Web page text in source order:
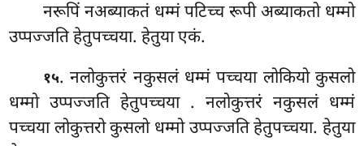
नरूपिं नअब्याकतं धम्मं पटिच्च रूपी अब्याकतो धम्मो
उप्पज्जति हेतुपच्चया. हेतुया एकं.
१५. नलोकुत्तरं नकुसलं धम्मं पच्चया लोकियो कुसलो
धम्मो उप्पज्जति हेतुपच्चया . नलोकुत्तरं नकुसलं धम्मं
पच्चया लोकुत्तरो कुसलो धम्मो उप्पज्जति हेतुपच्चया. हेतुया